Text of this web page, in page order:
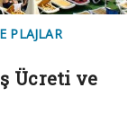
PLAJLAR
Ücreti ve